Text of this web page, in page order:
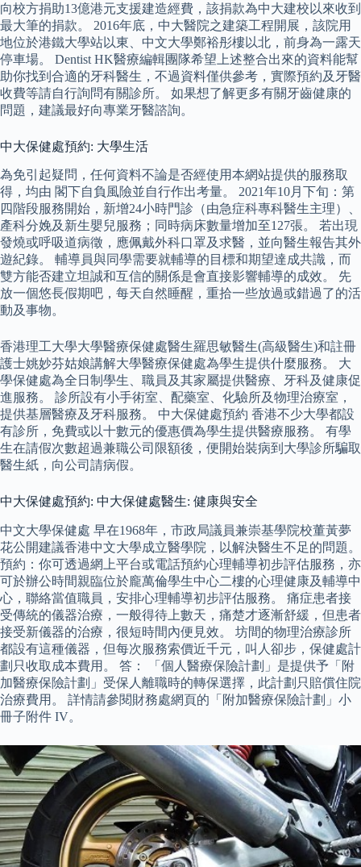
向校方捐助13億港元支援建造經費，該捐款為中大建校以來收到
最大筆的捐款。 2016年底，中大醫院之建築工程開展，該院用
地位於港鐵大學站以東、中文大學鄭裕彤樓以北，前身為一露天
停車場。 Dentist HK醫療編輯團隊希望上述整合出來的資料能幫
助你找到合適的牙科醫生，不過資料僅供參考，實際預約及牙醫
收費等請自行詢問有關診所。 如果想了解更多有關牙齒健康的
問題，建議最好向專業牙醫諮詢。
中大保健處預約: 大學生活
為免引起疑問，任何資料不論是否經使用本網站提供的服務取
得，均由 閣下自負風險並自行作出考量。 2021年10月下旬：第
四階段服務開始，新增24小時門診（由急症科專科醫生主理）、
產科分娩及新生嬰兒服務；同時病床數量增加至127張。 若出現
發燒或呼吸道病徵，應佩戴外科口罩及求醫，並向醫生報告其外
遊紀錄。 輔導員與同學需要就輔導的目標和期望達成共識，而
雙方能否建立坦誠和互信的關係是會直接影響輔導的成效。 先
放一個悠長假期吧，每天自然睡醒，重拾一些放過或錯過了的活
動及事物。
香港理工大學大學醫療保健處醫生羅思敏醫生(高級醫生)和註冊
護士姚妙芬姑娘講解大學醫療保健處為學生提供什麼服務。 大
學保健處為全日制學生、職員及其家屬提供醫療、牙科及健康促
進服務。 診所設有小手術室、配藥室、化驗所及物理治療室，
提供基層醫療及牙科服務。 中大保健處預約 香港不少大學都設
有診所，免費或以十數元的優惠價為學生提供醫療服務。 有學
生在請假次數超過兼職公司限額後，便開始裝病到大學診所騙取
醫生紙，向公司請病假。
中大保健處預約: 中大保健處醫生: 健康與安全
中文大學保健處 早在1968年，市政局議員兼崇基學院校董黃夢
花公開建議香港中文大學成立醫學院，以解決醫生不足的問題。
預約：你可透過網上平台或電話預約心理輔導初步評估服務，亦
可於辦公時間親臨位於龐萬倫學生中心二樓的心理健康及輔導中
心，聯絡當值職員，安排心理輔導初步評估服務。 痛症患者接
受傳統的儀器治療，一般得待上數天，痛楚才逐漸舒緩，但患者
接受新儀器的治療，很短時間內便見效。 坊間的物理治療診所
都設有這種儀器，但每次服務索價近千元，叫人卻步，保健處計
劃只收取成本費用。 答： 「個人醫療保險計劃」是提供予「附
加醫療保險計劃」受保人離職時的轉保選擇，此計劃只賠償住院
治療費用。 詳情請參閱財務處網頁的「附加醫療保險計劃」小
冊子附件 IV。